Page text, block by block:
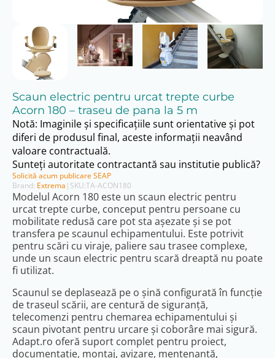
Brand: Extrema | SKU:TA-ACON180
Scaun electric pentru urcat trepte curbe
Acorn 180 – traseu de pana la 5 m
Modelul Acorn 180 este un scaun electric pentru
urcat trepte curbe, conceput pentru persoane cu
mobilitate redusă care pot sta așezate și se pot
transfera pe scaunul echipamentului. Este potrivit
pentru scări cu viraje, paliere sau trasee complexe,
unde un scaun electric pentru scară dreaptă nu poate
fi utilizat.
Scaunul se deplasează pe o șină configurată în funcție
de traseul scării, are centură de siguranță,
telecomenzi pentru chemarea echipamentului și
scaun pivotant pentru urcare și coborâre mai sigură.
Adapt.ro oferă suport complet pentru proiect,
documentație, montaj, avizare, mentenanță,
Notă: Imaginile și specificațiile sunt orientative și pot
diferi de produsul final, aceste informații neavând
valoare contractuală.
Sunteți autoritate contractantă sau institutie publică?
Solicită acum publicare SEAP